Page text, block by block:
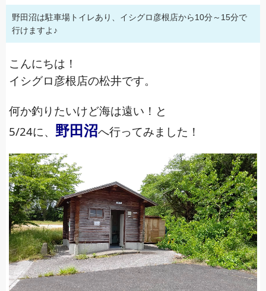
野田沼は駐車場トイレあり、イシグロ彦根店から10分～15分で
行けますよ♪
こんにちは！
イシグロ彦根店の松井です。
何か釣りたいけど海は遠い！と
5/24に、 野田沼へ行ってみました！